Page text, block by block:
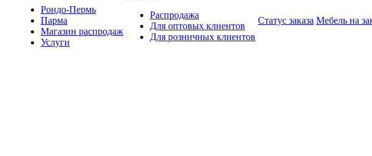
Рондо-Пермь
Парма
Магазин распродаж
Услуги
Распродажа
Для оптовых клиентов
Для розничных клиентов
Статус заказа Мебель на